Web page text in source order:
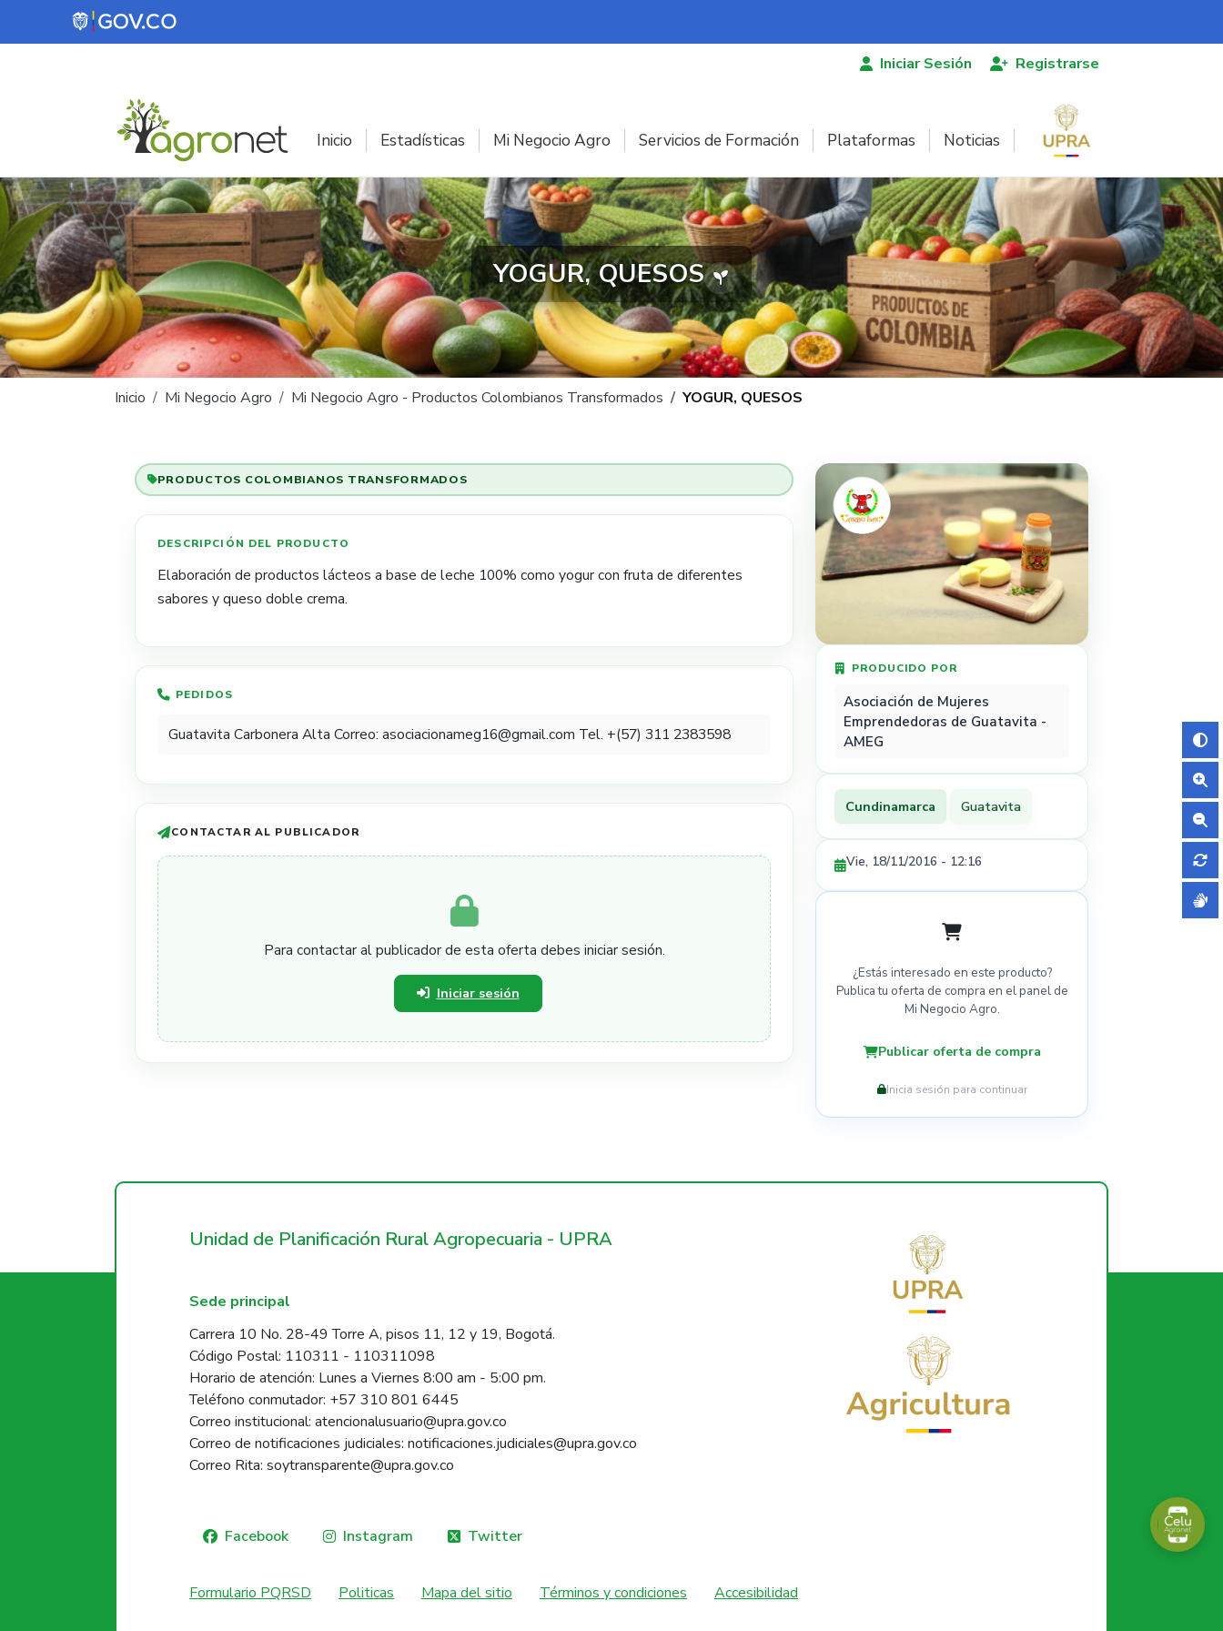
Pasar al contenido principal
Iniciar Sesión Registrarse
Inicio Estadísticas Mi Negocio Agro Servicios de Formación Plataformas Noticias
YOGUR, QUESOS
Ruta de navegación
Inicio Mi Negocio Agro Mi Negocio Agro - Productos Colombianos Transformados YOGUR, QUESOS
PRODUCTOS COLOMBIANOS TRANSFORMADOS
Elaboración de productos lácteos a base de leche 100% como yogur con fruta de diferentes
sabores y queso doble crema.​​
PEDIDOS
Guatavita Carbonera Alta Correo: asociacionameg16@gmail.com Tel. +(57) 311 2383598​​
CONTACTAR AL PUBLICADOR
Para contactar al publicador de esta oferta debes iniciar sesión.
Iniciar sesión
PRODUCIDO POR
Asociación de Mujeres
Emprendedoras de Guatavita -
AMEG
Cundinamarca Guatavita
Vie, 18/11/2016 - 12:16
¿Estás interesado en este producto?
Publica tu oferta de compra en el panel de
Mi Negocio Agro.
Publicar oferta de compra
Inicia sesión para continuar
Unidad de Planificación Rural Agropecuaria - UPRA
Sede principal
Carrera 10 No. 28-49 Torre A, pisos 11, 12 y 19, Bogotá.
Código Postal: 110311 - 110311098
Horario de atención: Lunes a Viernes 8:00 am - 5:00 pm.
Teléfono conmutador: +57 310 801 6445
Correo institucional: atencionalusuario@upra.gov.co
Correo de notificaciones judiciales: notificaciones.judiciales@upra.gov.co
Correo Rita: soytransparente@upra.gov.co
Facebook Instagram Twitter
Formulario PQRSD Politicas Mapa del sitio Términos y condiciones Accesibilidad